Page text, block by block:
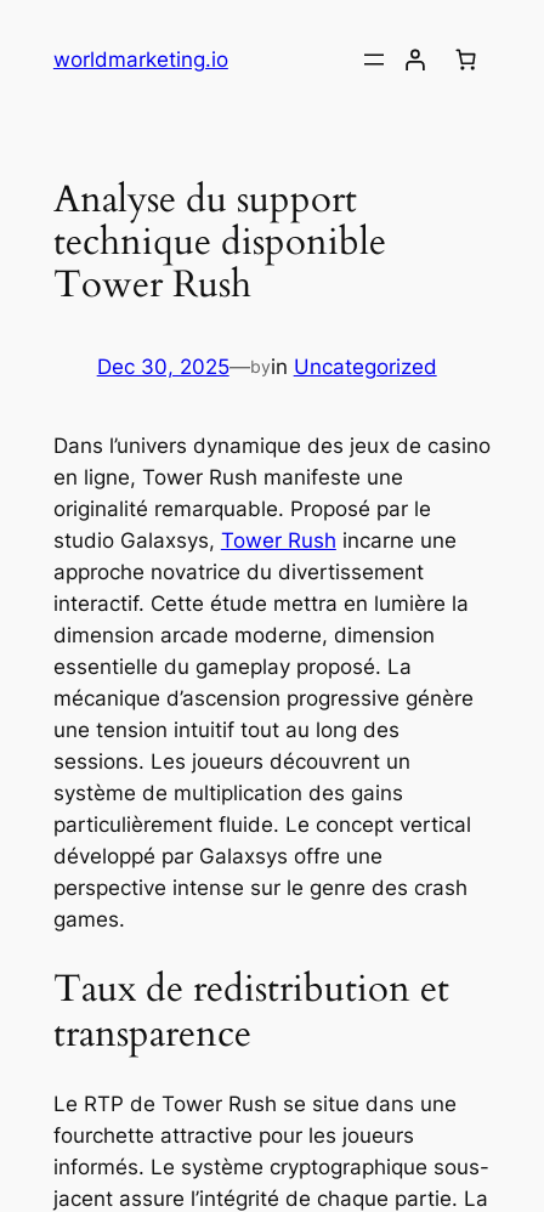
worldmarketing.io
Analyse du support
technique disponible
Tower Rush
Dec 30, 2025—byin Uncategorized
Dans l’univers dynamique des jeux de casino
en ligne, Tower Rush manifeste une
originalité remarquable. Proposé par le
studio Galaxsys, Tower Rush incarne une
approche novatrice du divertissement
interactif. Cette étude mettra en lumière la
dimension arcade moderne, dimension
essentielle du gameplay proposé. La
mécanique d’ascension progressive génère
une tension intuitif tout au long des
sessions. Les joueurs découvrent un
système de multiplication des gains
particulièrement fluide. Le concept vertical
développé par Galaxsys offre une
perspective intense sur le genre des crash
games.
Taux de redistribution et
transparence
Le RTP de Tower Rush se situe dans une
fourchette attractive pour les joueurs
informés. Le système cryptographique sous-
jacent assure l’intégrité de chaque partie. La